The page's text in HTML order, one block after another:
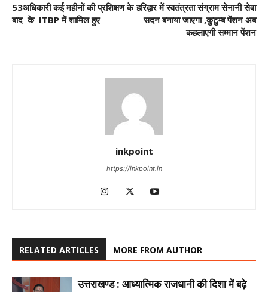
53अधिकारी कई महीनों की प्रशिक्षण के
बाद के ITBP में शामिल हुए
हरिद्वार में स्वतंत्रता संग्राम सेनानी सेवा
सदन बनाया जाएगा ,कुटुम्ब पेंशन अब
कहलाएगी सम्मान पेंशन
inkpoint
https://inkpoint.in
RELATED ARTICLES MORE FROM AUTHOR
उत्तराखण्ड : आध्यात्मिक राजधानी की दिशा में बढ़े